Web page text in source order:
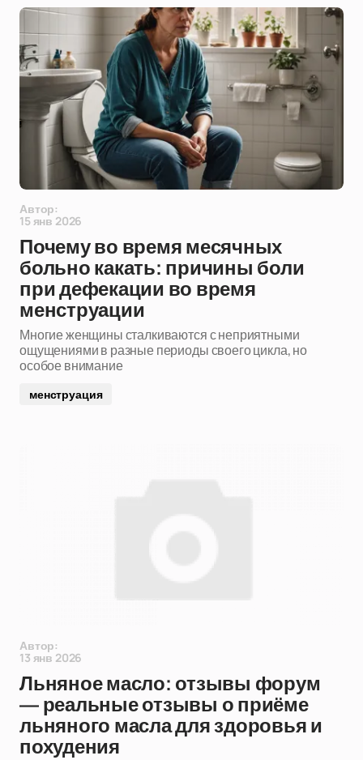
Автор:
15 янв 2026
Почему во время месячных
больно какать: причины боли
при дефекации во время
менструации
Многие женщины сталкиваются с неприятными
ощущениями в разные периоды своего цикла, но
особое внимание
менструация
Автор:
13 янв 2026
Льняное масло: отзывы форум
— реальные отзывы о приёме
льняного масла для здоровья и
похудения